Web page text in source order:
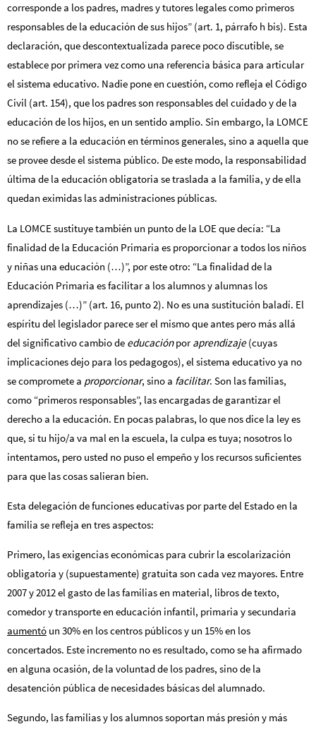
corresponde a los padres, madres y tutores legales como primeros
responsables de la educación de sus hijos” (art. 1, párrafo h bis). Esta
declaración, que descontextualizada parece poco discutible, se
establece por primera vez como una referencia básica para articular
el sistema educativo. Nadie pone en cuestión, como refleja el Código
Civil (art. 154), que los padres son responsables del cuidado y de la
educación de los hijos, en un sentido amplio. Sin embargo, la LOMCE
no se refiere a la educación en términos generales, sino a aquella que
se provee desde el sistema público. De este modo, la responsabilidad
última de la educación obligatoria se traslada a la familia, y de ella
quedan eximidas las administraciones públicas.
La LOMCE sustituye también un punto de la LOE que decía: “La
finalidad de la Educación Primaria es proporcionar a todos los niños
y niñas una educación (…)”, por este otro: “La finalidad de la
Educación Primaria es facilitar a los alumnos y alumnas los
aprendizajes (…)” (art. 16, punto 2). No es una sustitución baladí. El
espíritu del legislador parece ser el mismo que antes pero más allá
del significativo cambio de educaciónporaprendizaje(cuyas
implicaciones dejo para los pedagogos), el sistema educativo ya no
se compromete a proporcionar, sino a facilitar. Son las familias,
como “primeros responsables”, las encargadas de garantizar el
derecho a la educación. En pocas palabras, lo que nos dice la ley es
que, si tu hijo/a va mal en la escuela, la culpa es tuya; nosotros lo
intentamos, pero usted no puso el empeño y los recursos suficientes
para que las cosas salieran bien.
Esta delegación de funciones educativas por parte del Estado en la
familia se refleja en tres aspectos:
Primero, las exigencias económicas para cubrir la escolarización
obligatoria y (supuestamente) gratuita son cada vez mayores. Entre
2007 y 2012 el gasto de las familias en material, libros de texto,
comedor y transporte en educación infantil, primaria y secundaria
aumentó un 30% en los centros públicos y un 15% en los
concertados. Este incremento no es resultado, como se ha afirmado
en alguna ocasión, de la voluntad de los padres, sino de la
desatención pública de necesidades básicas del alumnado.
Segundo, las familias y los alumnos soportan más presión y más